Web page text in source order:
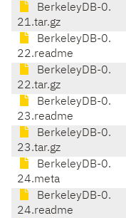
BerkeleyDB-0.
21.tar.gz
BerkeleyDB-0.
22.readme
BerkeleyDB-0.
22.tar.gz
BerkeleyDB-0.
23.readme
BerkeleyDB-0.
23.tar.gz
BerkeleyDB-0.
24.meta
BerkeleyDB-0.
24.readme